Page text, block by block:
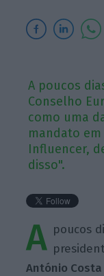
A poucos
Conselho
como uma
mandato em
Influencer,
disso".
A poucos
António